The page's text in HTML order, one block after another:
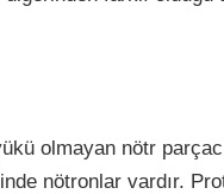
olmayan nötr
nötronlar vardır.